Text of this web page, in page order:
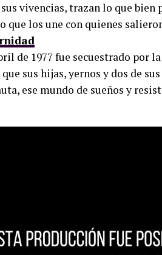
vivencias, trazan lo que
que los une con quienes
de 1977 fue secuestrado por
sus hijas, yernos y dos de
ese mundo de sueños y